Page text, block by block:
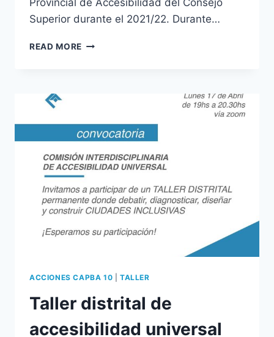
Provincial de Accesibilidad del Consejo
Superior durante el 2021/22. Durante…
READ MORE
ACCIONES CAPBA 10 TALLER
Taller distrital de
accesibilidad universal